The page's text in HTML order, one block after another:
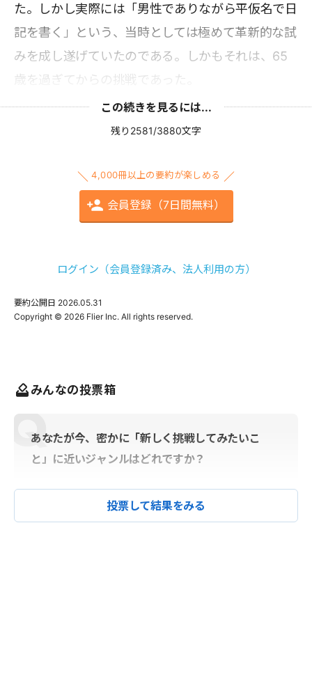
た。しかし実際には「男性でありながら平仮名で日
記を書く」という、当時としては極めて革新的な試
みを成し遂げていたのである。しかもそれは、65
歳を過ぎてからの挑戦であった。
この続きを見るには...
残り2581/3880文字
4,000冊以上の要約が楽しめる
会員登録（7日間無料）
ログイン（会員登録済み、法人利用の方）
要約公開日 2026.05.31
みんなの投票箱
あなたが今、密かに「新しく挑戦してみたいこ
と」に近いジャンルはどれですか？
投票して結果をみる